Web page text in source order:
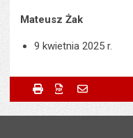
Mateusz Żak
9 kwietnia 2025 r.
Metryczka
Odpowiedzialny za
Powiadom znajomego
Powiadom znajomego
Twoje imię i nazwisko
Drukuj Zapisz do PDF